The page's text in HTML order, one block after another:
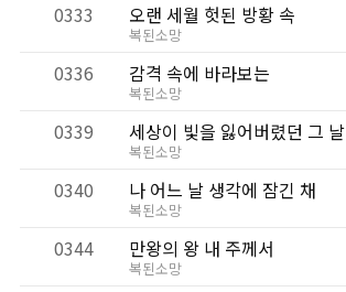
0333 오랜 세월 헛된 방황 속
복된소망
0336 감격 속에 바라보는
복된소망
0339 세상이 빛을 잃어버렸던 그 날
복된소망
0340 나 어느 날 생각에 잠긴 채
복된소망
0344 만왕의 왕 내 주께서
복된소망